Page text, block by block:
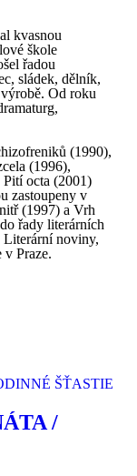
kvasnou
škole
řadou
sládek, dělník,
Od roku
(1990),
(1996),
octa (2001)
zastoupeny v
(1997) a Vrh
řady literárních
Literární noviny,
Praze.
/